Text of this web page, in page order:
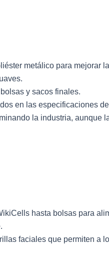
metálico para mejorar
y sacos finales.
en las especificaciones
la industria, aunque
hasta bolsas para
faciales que permiten a